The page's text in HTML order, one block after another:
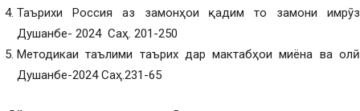
Таърихи Россия аз замонҳои қадим то замони имрӯз
Душанбе- 2024 Саҳ. 201-250
Методикаи таълими таърих дар мактабҳои миёна ва олӣ
Душанбе-2024 Саҳ.231-65